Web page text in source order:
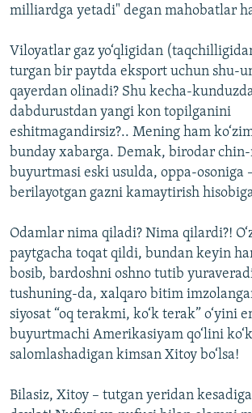
milliardga yetadi" degan mahobatlar
Viloyatlar gaz yo‘qligidan
turgan bir paytda eksport uchun shu-
qayerdan olinadi? Shu kecha-
dabdurustdan yangi kon topilganini
eshitmagandirsiz?.. Mening ham
bunday xabarga. Demak, birodar
buyurtmasi eski usulda, oppa-osoniga
berilayotgan gazni kamaytirish
Odamlar nima qiladi? Nima qilardi?!
paytgacha toqat qildi, bundan keyin
bosib, bardoshni oshno tutib
tushuning-da, xalqaro bitim
siyosat “oq terakmi, ko‘k terak” o‘yini
buyurtmachi Amerikasiyam qo‘lini
salomlashadigan kimsan Xitoy bo‘lsa!
Bilasiz, Xitoy – tutgan yeridan